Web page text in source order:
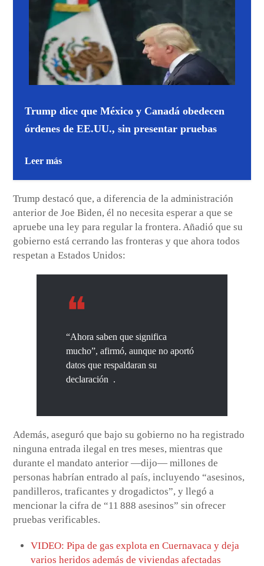
Trump dice que México y Canadá obedecen
órdenes de EE.UU., sin presentar pruebas
Leer más
Trump destacó que, a diferencia de la administración
anterior de Joe Biden, él no necesita esperar a que se
apruebe una ley para regular la frontera. Añadió que su
gobierno está cerrando las fronteras y que ahora todos
respetan a Estados Unidos:
“Ahora saben que significa
mucho”, afirmó, aunque no aportó
datos que respaldaran su
declaración .
Además, aseguró que bajo su gobierno no ha registrado
ninguna entrada ilegal en tres meses, mientras que
durante el mandato anterior —dijo— millones de
personas habrían entrado al país, incluyendo “asesinos,
pandilleros, traficantes y drogadictos”, y llegó a
mencionar la cifra de “11 888 asesinos” sin ofrecer
pruebas verificables.
VIDEO: Pipa de gas explota en Cuernavaca y deja
varios heridos además de viviendas afectadas